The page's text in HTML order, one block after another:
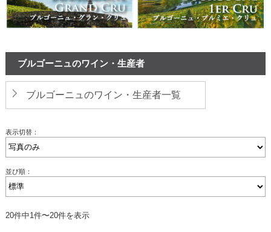
ブルゴーニュのワイン・生産者
ブルゴーニュのワイン・生産者一覧
表示切替：
並び順：
20件中1件〜20件を表示